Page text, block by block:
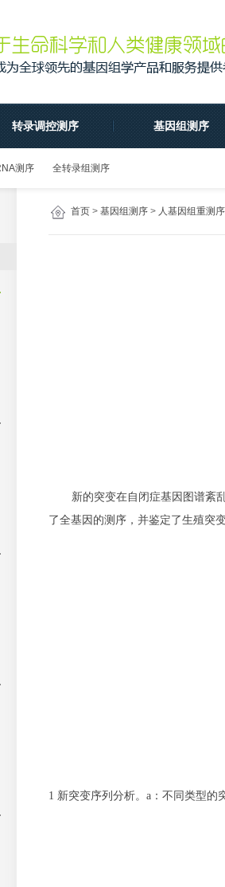
转录调控测序 基因组测序
测序 全转录组测序
首页 > 基因组测序 > 人基因组重测序
新的突变在自闭症基因图谱紊乱
了全基因的测序，并鉴定了生殖突
1 新突变序列分析。a：不同类型的